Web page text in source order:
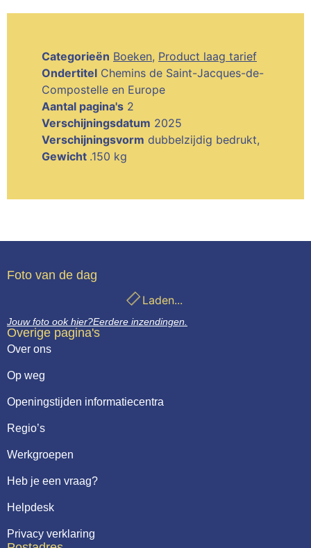
Categorieën Boeken, Product laag tarief
Ondertitel Chemins de Saint-Jacques-de-
Compostelle en Europe
Aantal pagina's 2
Verschijningsdatum 2025
Verschijningsvorm dubbelzijdig bedrukt,
Gewicht .150 kg
Foto van de dag
Laden...
Jouw foto ook hier?Eerdere inzendingen.
Overige pagina's
Over ons
Op weg
Openingstijden informatiecentra
Regio’s
Werkgroepen
Heb je een vraag?
Helpdesk
Privacy verklaring